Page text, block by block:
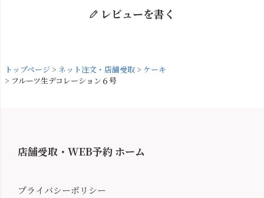
レビューを書く
トップページ ネット注文・店舗受取
ケーキ
フルーツ生デコレーション６号
店舗受取・WEB予約 ホーム
プライバシーポリシー